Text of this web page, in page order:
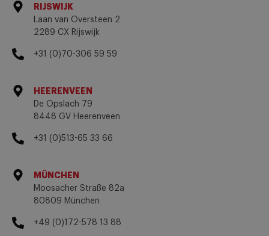
RIJSWIJK
Laan van Oversteen 2
2289 CX Rijswijk
+31 (0)70-306 59 59
HEERENVEEN
De Opslach 79
8448 GV Heerenveen
+31 (0)513-65 33 66
MÜNCHEN
Moosacher Straße 82a
80809 München
+49 (0)172-578 13 88